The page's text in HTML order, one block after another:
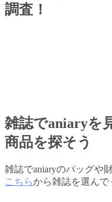
調査！
雑誌でaniaryを
商品を探そう
雑誌でaniaryのバッグや
こちらから雑誌を選んで